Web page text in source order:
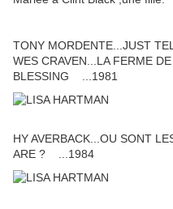
TONY MORDENTE...JUST
WES CRAVEN...LA FERME
BLESSING ...1981
HY AVERBACK...OU SONT
ARE ? ...1984